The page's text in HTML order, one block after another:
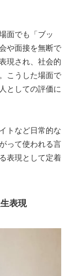
面でも「ブッ
や面接を無断で
現され、社会的
こうした場面で
としての評価に
トなど日常的な
って使われる言
表現として定着
表現